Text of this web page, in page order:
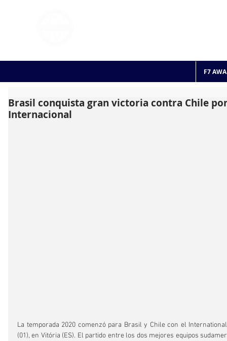
F7
Brasil conquista gran victoria contra Chile
Internacional
La temporada 2020 comenzó para Brasil y Chile con el
(01), en Vitória (ES). El partido entre los dos mejores equipos